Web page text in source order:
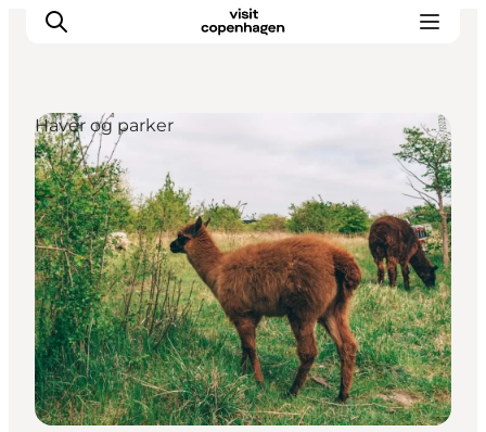
Aktiviteter
Spise og drikke
Planlegg turen din
Haver og parker